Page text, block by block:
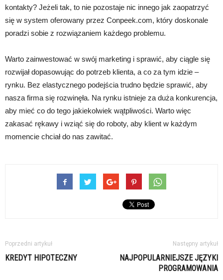
kontakty? Jeżeli tak, to nie pozostaje nic innego jak zaopatrzyć
się w system oferowany przez Conpeek.com, który doskonale
poradzi sobie z rozwiązaniem każdego problemu.
Warto zainwestować w swój marketing i sprawić, aby ciągle się
rozwijał dopasowując do potrzeb klienta, a co za tym idzie –
rynku. Bez elastycznego podejścia trudno będzie sprawić, aby
nasza firma się rozwinęła. Na rynku istnieje za duża konkurencja,
aby mieć co do tego jakiekolwiek wątpliwości. Warto więc
zakasać rękawy i wziąć się do roboty, aby klient w każdym
momencie chciał do nas zawitać.
Poprzedni artykuł
KREDYT HIPOTECZNY
Następny artykuł
NAJPOPULARNIEJSZE JĘZYKI
PROGRAMOWANIA